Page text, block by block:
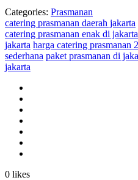
Categories: Prasmanan
catering prasmanan daerah jakarta
catering prasmanan enak di jakarta
jakarta harga catering prasmanan
sederhana paket prasmanan di
jakarta
0 likes